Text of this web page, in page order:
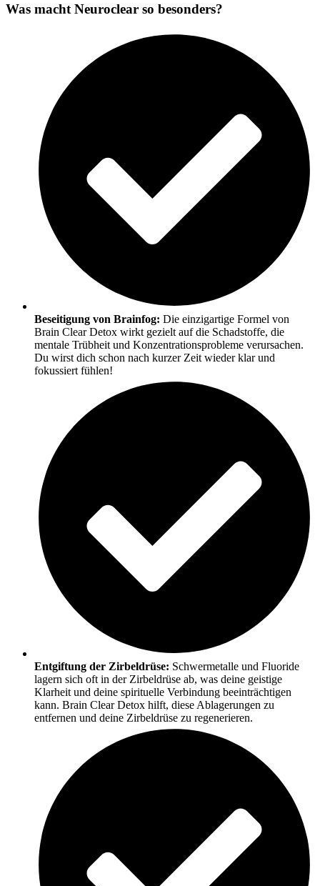
Was macht Neuroclear so besonders?
Beseitigung von Brainfog: Die einzigartige Formel von
Brain Clear Detox wirkt gezielt auf die Schadstoffe, die
mentale Trübheit und Konzentrationsprobleme verursachen.
Du wirst dich schon nach kurzer Zeit wieder klar und
fokussiert fühlen!
Entgiftung der Zirbeldrüse: Schwermetalle und Fluoride
lagern sich oft in der Zirbeldrüse ab, was deine geistige
Klarheit und deine spirituelle Verbindung beeinträchtigen
kann. Brain Clear Detox hilft, diese Ablagerungen zu
entfernen und deine Zirbeldrüse zu regenerieren.